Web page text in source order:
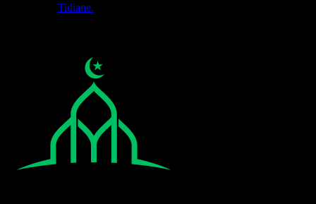
Tidiane.